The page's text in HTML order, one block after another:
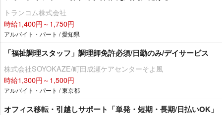
トランコム株式会社
時給1,400円～1,750円
アルバイト・パート / 愛知県
「福祉調理スタッフ」調理師免許必須/日勤のみ/デイサービス
株式会社SOYOKAZE/町田成瀬ケアセンターそよ風
時給1,300円～1,500円
アルバイト・パート / 東京都
オフィス移転・引越しサポート「単発・短期・長期/日払いOK」